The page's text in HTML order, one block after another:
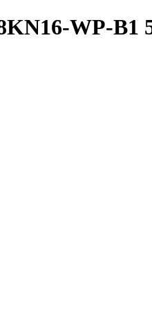
WP-B1